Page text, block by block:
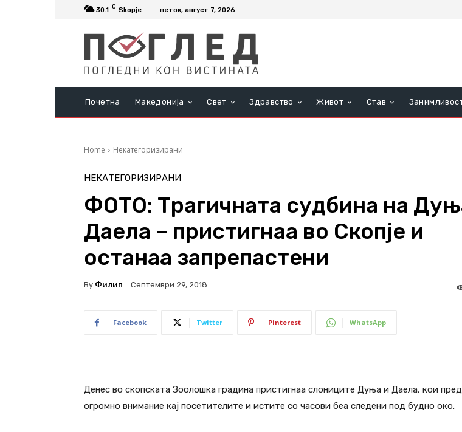
30.1 C Skopje петок, август 7, 2026
Почетна Македонија Свет Здравство Живот Став
Home Некатегоризирани
НЕКАТЕГОРИЗИРАНИ
ФОТО: Трагичната судбина на
Даела – пристигнаа во Скопје и
останаа запрепастени
By Филип Септември 29, 2018
Facebook Twitter Pinterest WhatsApp
Денес во скопската Зоолошка градина пристигнаа слониците Дуња и Даела, кои
огромно внимание кај посетителите и истите со часови беа следени под будно око.